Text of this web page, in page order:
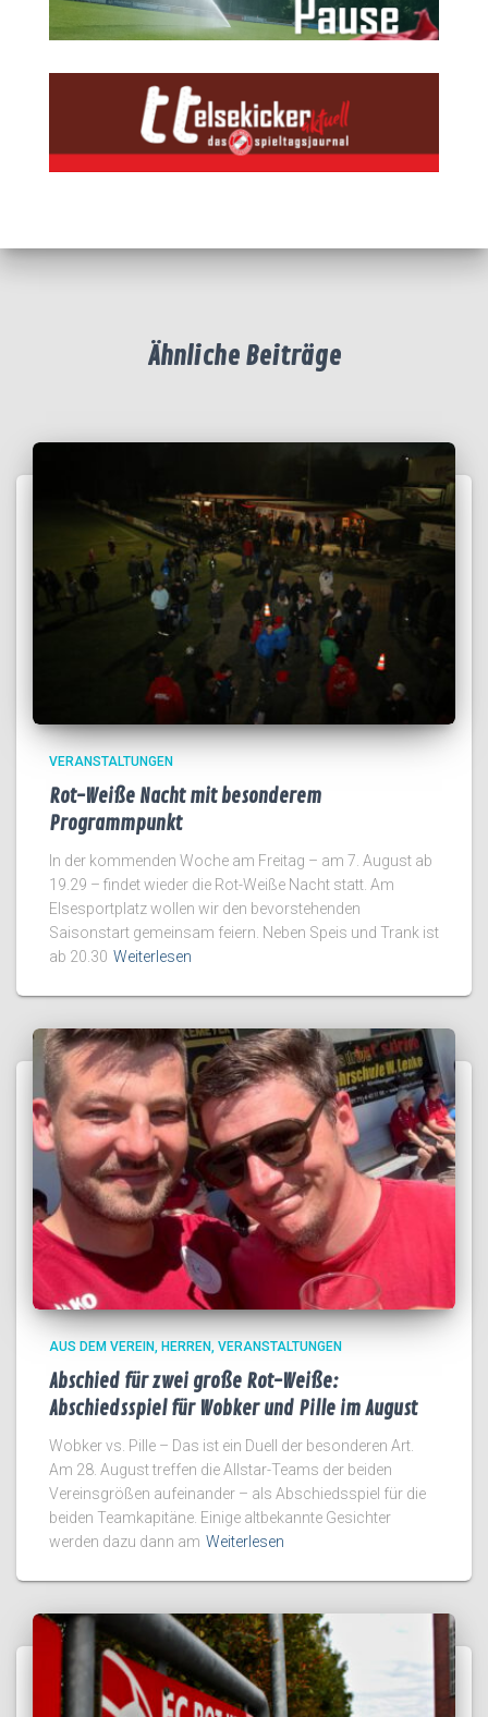
Ähnliche Beiträge
VERANSTALTUNGEN
Rot-Weiße Nacht mit besonderem
Programmpunkt
In der kommenden Woche am Freitag – am 7. August ab
19.29 – findet wieder die Rot-Weiße Nacht statt. Am
Elsesportplatz wollen wir den bevorstehenden
Saisonstart gemeinsam feiern. Neben Speis und Trank ist
ab 20.30 Weiterlesen
AUS DEM VEREIN HERREN VERANSTALTUNGEN
Abschied für zwei große Rot-Weiße:
Abschiedsspiel für Wobker und Pille im August
Wobker vs. Pille – Das ist ein Duell der besonderen Art.
Am 28. August treffen die Allstar-Teams der beiden
Vereinsgrößen aufeinander – als Abschiedsspiel für die
beiden Teamkapitäne. Einige altbekannte Gesichter
werden dazu dann am Weiterlesen